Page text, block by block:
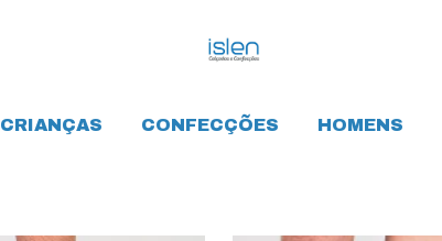
CRIANÇAS CONFECÇÕES HOMENS